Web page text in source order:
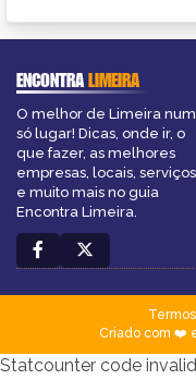
ENCONTRALIMEIRA
O melhor de Limeira num
só lugar! Dicas, onde ir, o
que fazer, as melhores
empresas, locais, serviços
e muito mais no guia
Encontra Limeira.
Termos
Criado com ❤️
Statcounter code